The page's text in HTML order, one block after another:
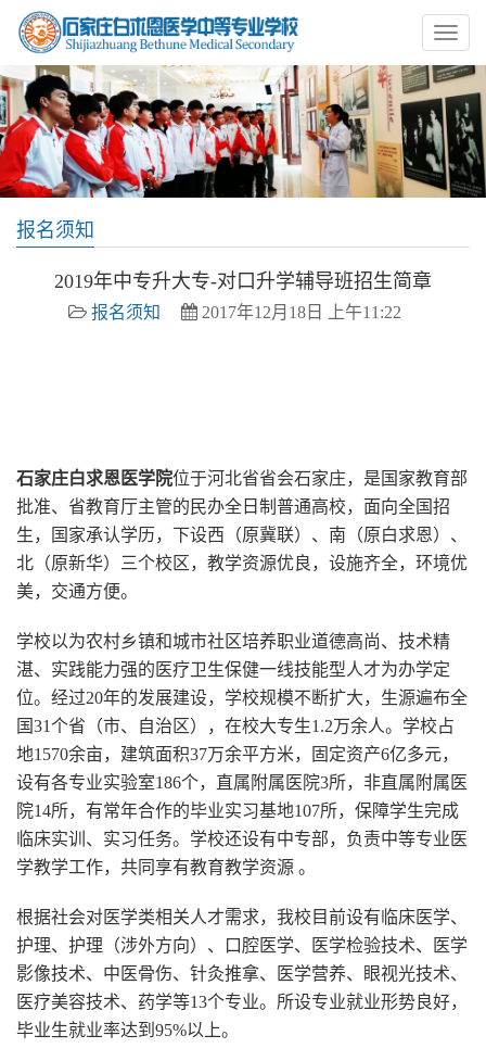
报名须知
2019年中专升大专-对口升学辅导班招生简章
报名须知 2017年12月18日 上午11:22
石家庄白求恩医学院位于河北省省会石家庄，是国家教育部
批准、省教育厅主管的民办全日制普通高校，面向全国招
生，国家承认学历，下设西（原冀联）、南（原白求恩）、
北（原新华）三个校区，教学资源优良，设施齐全，环境优
美，交通方便。
学校以为农村乡镇和城市社区培养职业道德高尚、技术精
湛、实践能力强的医疗卫生保健一线技能型人才为办学定
位。经过20年的发展建设，学校规模不断扩大，生源遍布全
国31个省（市、自治区），在校大专生1.2万余人。学校占
地1570余亩，建筑面积37万余平方米，固定资产6亿多元，
设有各专业实验室186个，直属附属医院3所，非直属附属医
院14所，有常年合作的毕业实习基地107所，保障学生完成
临床实训、实习任务。学校还设有中专部，负责中等专业医
学教学工作，共同享有教育教学资源 。
根据社会对医学类相关人才需求，我校目前设有临床医学、
护理、护理（涉外方向）、口腔医学、医学检验技术、医学
影像技术、中医骨伤、针灸推拿、医学营养、眼视光技术、
医疗美容技术、药学等13个专业。所设专业就业形势良好，
毕业生就业率达到95%以上。